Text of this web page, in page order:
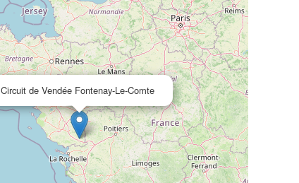
Circuit de Vendée Fontenay-Le-Comte